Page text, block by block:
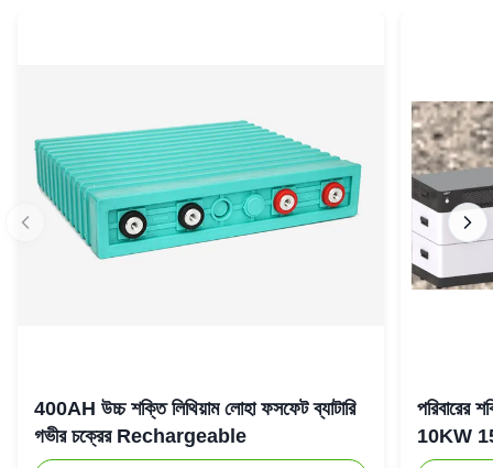
400AH উচ্চ শক্তি লিথিয়াম লোহা ফসফেট ব্যাটারি
গভীর চক্রের Rechargeable
10KW